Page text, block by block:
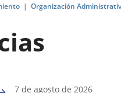
Organización
7 de agosto de 2026